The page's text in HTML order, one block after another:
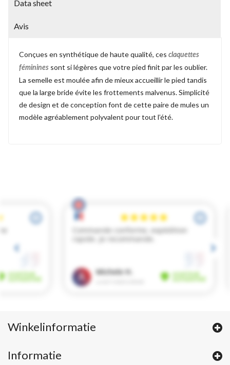
Data sheet
Avis
Conçues en synthétique de haute qualité, ces claquettes
féminines sont si légères que votre pied finit par les oublier.
La semelle est moulée afin de mieux accueillir le pied tandis
que la large bride évite les frottements malvenus. Simplicité
de design et de conception font de cette paire de mules un
modèle agréablement polyvalent pour tout l’été.
Winkelinformatie
Informatie